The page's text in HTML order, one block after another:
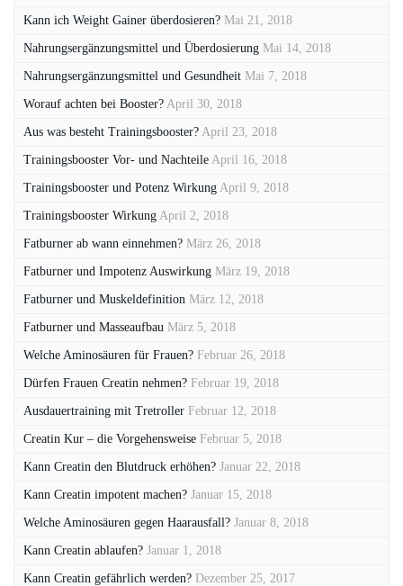
Kann ich Weight Gainer überdosieren? Mai 21, 2018
Nahrungsergänzungsmittel und Überdosierung Mai 14, 2018
Nahrungsergänzungsmittel und Gesundheit Mai 7, 2018
Worauf achten bei Booster? April 30, 2018
Aus was besteht Trainingsbooster? April 23, 2018
Trainingsbooster Vor- und Nachteile April 16, 2018
Trainingsbooster und Potenz Wirkung April 9, 2018
Trainingsbooster Wirkung April 2, 2018
Fatburner ab wann einnehmen? März 26, 2018
Fatburner und Impotenz Auswirkung März 19, 2018
Fatburner und Muskeldefinition März 12, 2018
Fatburner und Masseaufbau März 5, 2018
Welche Aminosäuren für Frauen? Februar 26, 2018
Dürfen Frauen Creatin nehmen? Februar 19, 2018
Ausdauertraining mit Tretroller Februar 12, 2018
Creatin Kur – die Vorgehensweise Februar 5, 2018
Kann Creatin den Blutdruck erhöhen? Januar 22, 2018
Kann Creatin impotent machen? Januar 15, 2018
Welche Aminosäuren gegen Haarausfall? Januar 8, 2018
Kann Creatin ablaufen? Januar 1, 2018
Kann Creatin gefährlich werden? Dezember 25, 2017